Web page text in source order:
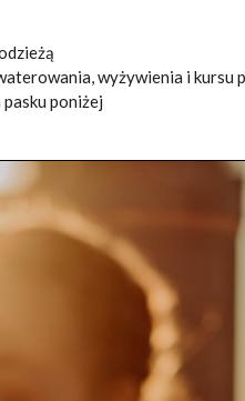
wyżywienia i kursu
poniżej